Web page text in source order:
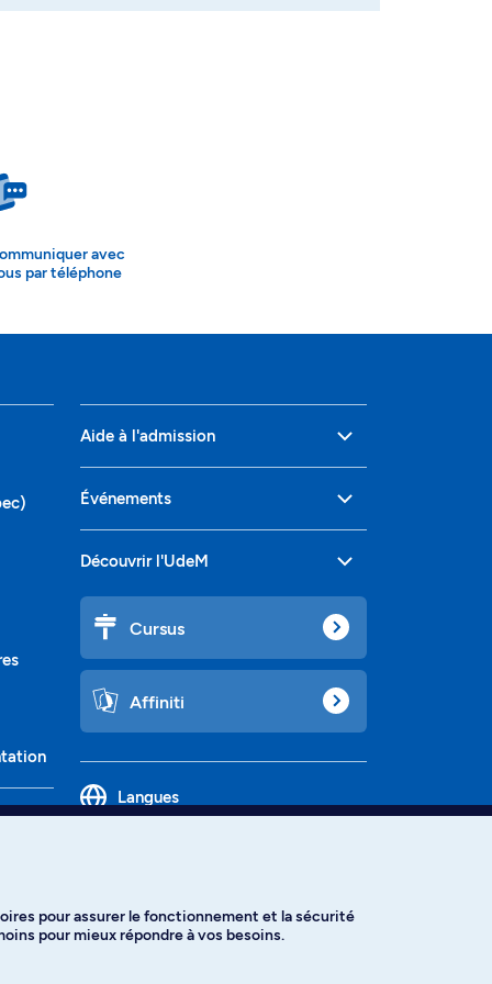
avec
par téléphone
Aide à l'admission
Événements
Découvrir l'UdeM
Cursus
Affiniti
Langues
pour assurer le fonctionnement et la sécurité
pour mieux répondre à vos besoins.